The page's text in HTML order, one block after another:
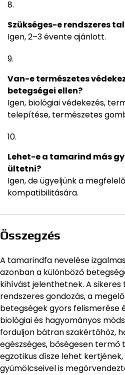
Szükséges-e rendszeres
Igen, 2–3 évente ajánlott.
Van-e természetes
betegségei ellen?
Igen, biológiai védekezés,
telepítése, természetes
Lehet-e a tamarind más
ültetni?
Igen, de ügyeljünk a
kompatibilitására.
Összegzés
A tamarindfa nevelése
azonban a különböző
kihívást jelenthetnek. A
rendszeres gondozás, a
betegségek gyors felismerése
biológiai és hagyományos
forduljon bátran szakértőhöz,
egészséges, bőségesen
egzotikus dísze lehet
gyümölcseivel is